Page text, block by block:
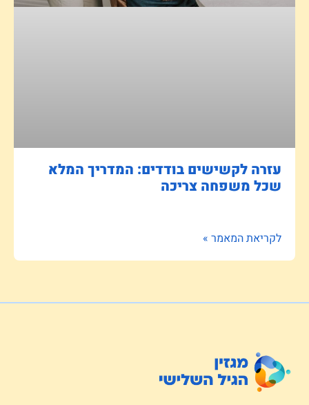
עזרה לקשישים בודדים: המדריך המלא
שכל משפחה צריכה
לקריאת המאמר »